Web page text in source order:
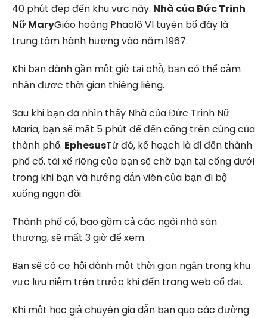
40 phút đẹp đến khu vực này. Nhà của Đức Trinh
Nữ MaryGiáo hoàng Phaolô VI tuyên bố đây là
trung tâm hành hương vào năm 1967.
Khi bạn dành gần một giờ tại chỗ, bạn có thể cảm
nhận được thời gian thiêng liêng.
Sau khi bạn đã nhìn thấy Nhà của Đức Trinh Nữ
Maria, bạn sẽ mất 5 phút để đến cổng trên cùng của
thành phố. EphesusTừ đó, kế hoạch là đi đến thành
phố cổ. tài xế riêng của bạn sẽ chờ bạn tại cổng dưới
trong khi bạn và hướng dẫn viên của bạn đi bộ
xuống ngọn đồi.
Thành phố cổ, bao gồm cả các ngôi nhà sân
thượng, sẽ mất 3 giờ để xem.
Bạn sẽ có cơ hội dành một thời gian ngắn trong khu
vực lưu niệm trên trước khi đến trang web cổ đại.
Khi một học giả chuyên gia dẫn bạn qua các đường